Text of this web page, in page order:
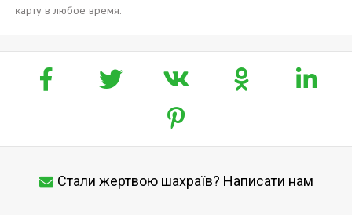
карту в любое время.
Стали жертвою шахраїв? Написати нам